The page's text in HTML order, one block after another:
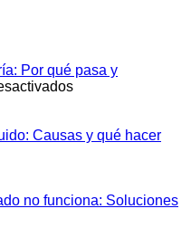
Por qué pasa y
en
no
pasa
Causas y qué hacer
en
hace
ruido:
no funciona: Soluciones
en